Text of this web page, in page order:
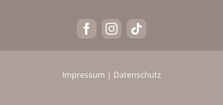
Impressum | Datenschutz